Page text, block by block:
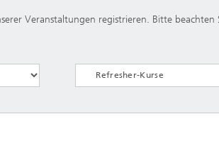
Veranstaltungen registrieren. Bitte